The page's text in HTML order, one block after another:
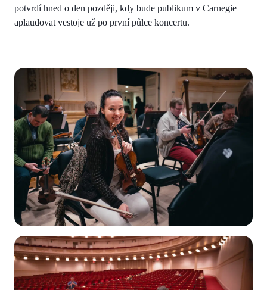
potvrdí hned o den později, kdy bude publikum v Carnegie
aplaudovat vestoje už po první půlce koncertu.